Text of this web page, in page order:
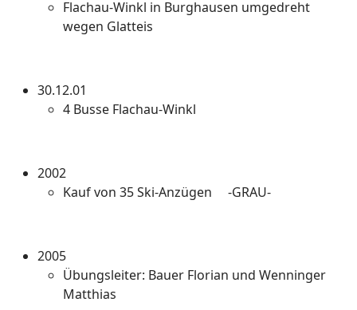
Flachau-Winkl in Burghausen umgedreht
wegen Glatteis
30.12.01
4 Busse Flachau-Winkl
2002
Kauf von 35 Ski-Anzügen -GRAU-
2005
Übungsleiter: Bauer Florian und Wenninger
Matthias